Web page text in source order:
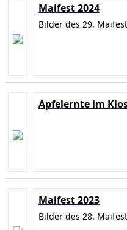
Maifest 2024
Bilder des 29.
Apfelernte im
Maifest 2023
Bilder des 28.